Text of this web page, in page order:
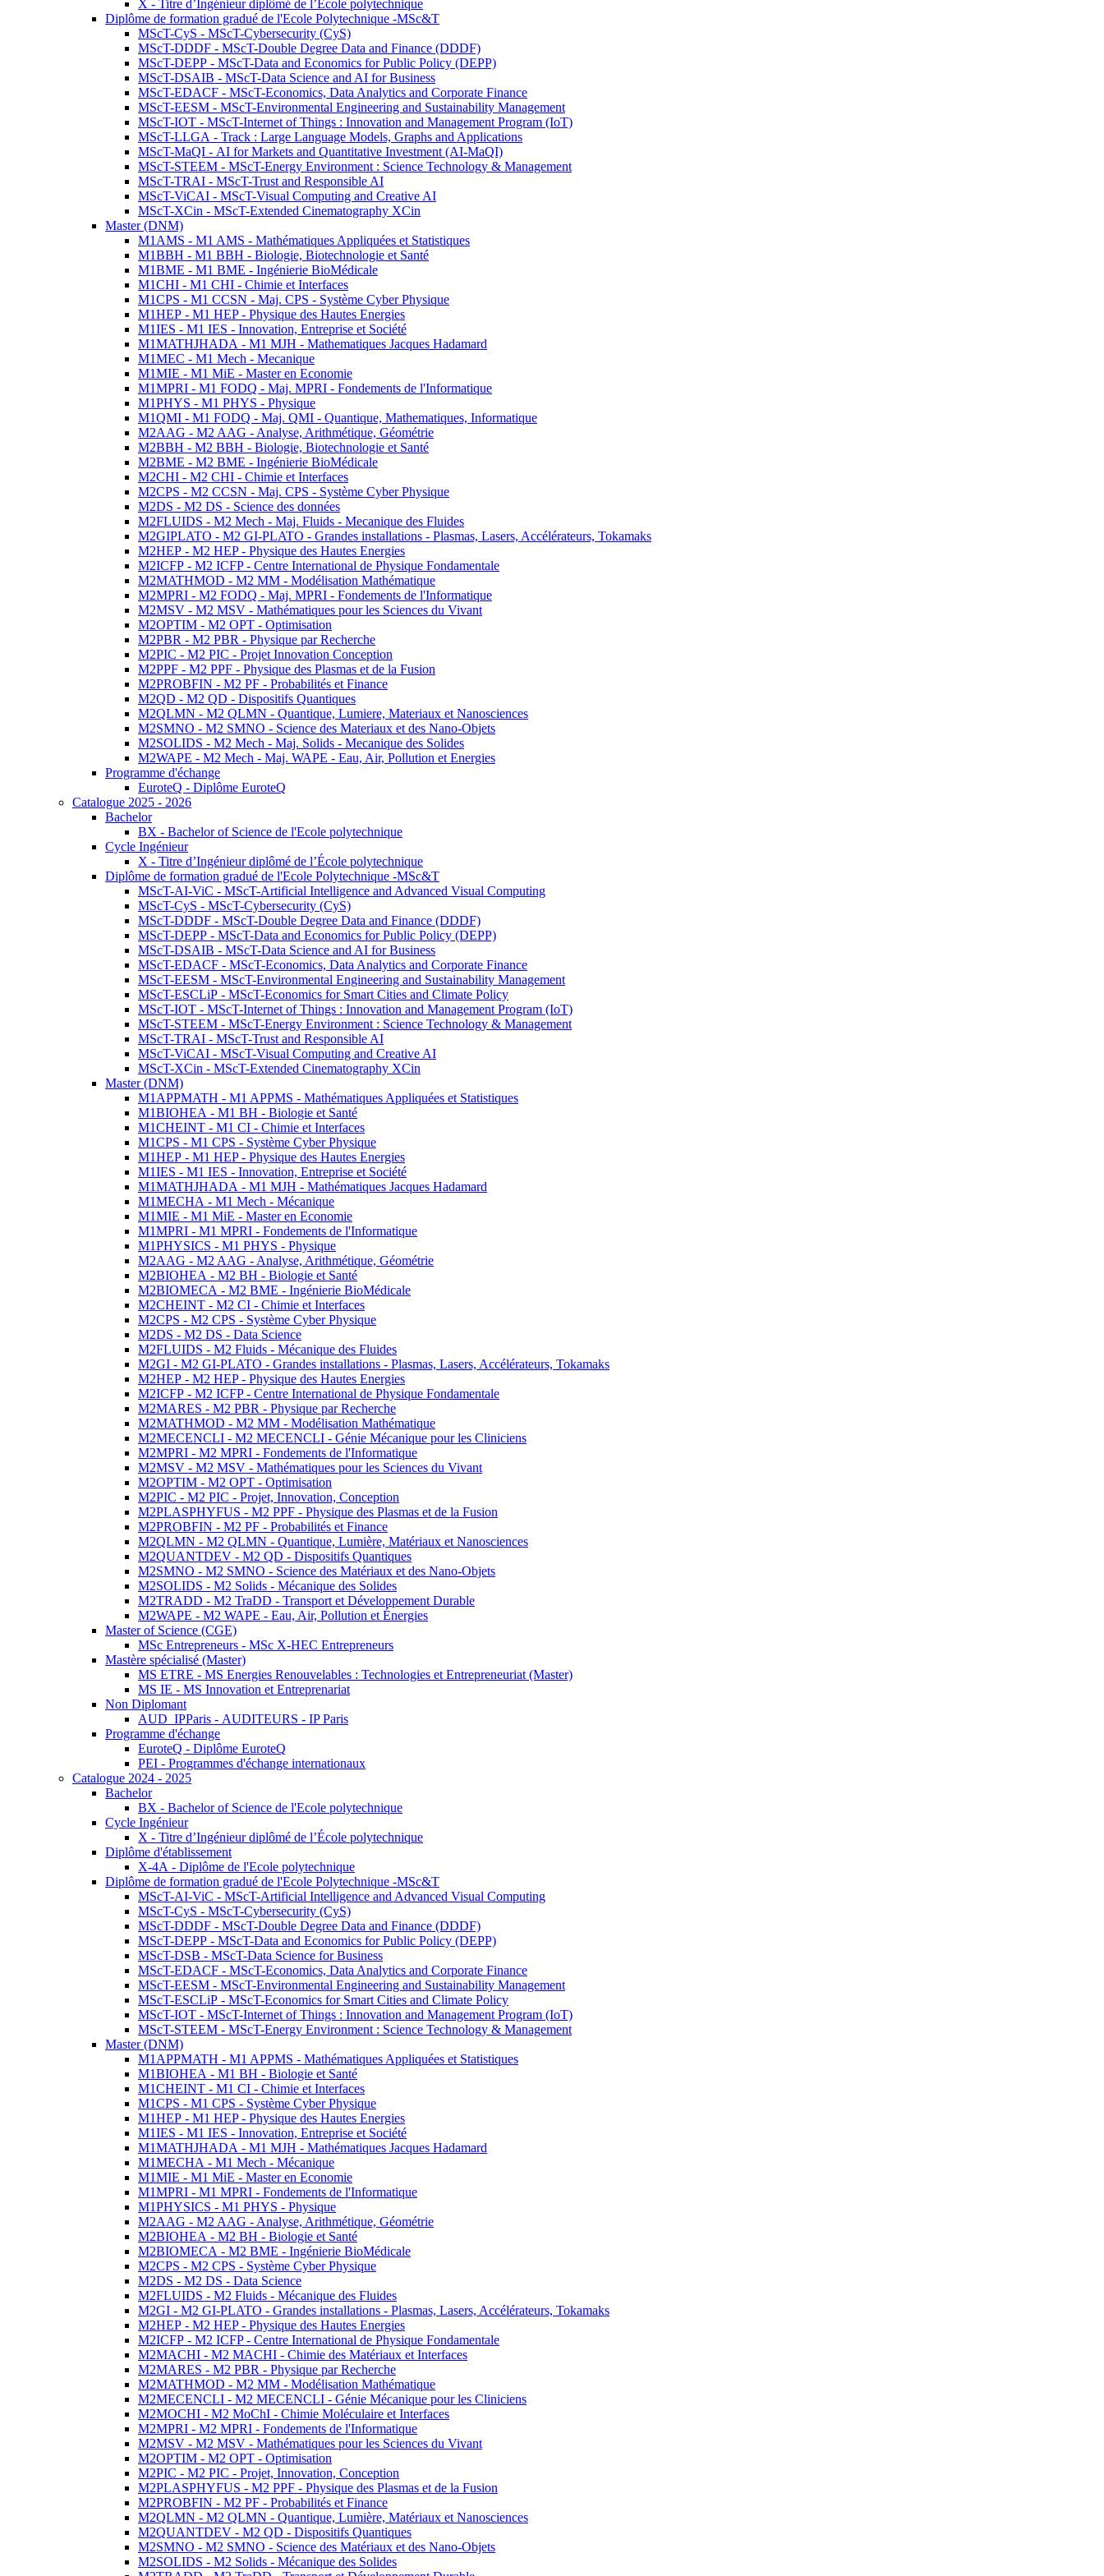
X - Titre d’Ingénieur diplômé de l’École polytechnique
Diplôme de formation gradué de l'Ecole Polytechnique -MSc&T
MScT-CyS - MScT-Cybersecurity (CyS)
MScT-DDDF - MScT-Double Degree Data and Finance (DDDF)
MScT-DEPP - MScT-Data and Economics for Public Policy (DEPP)
MScT-DSAIB - MScT-Data Science and AI for Business
MScT-EDACF - MScT-Economics, Data Analytics and Corporate Finance
MScT-EESM - MScT-Environmental Engineering and Sustainability Management
MScT-IOT - MScT-Internet of Things : Innovation and Management Program (IoT)
MScT-LLGA - Track : Large Language Models, Graphs and Applications
MScT-MaQI - AI for Markets and Quantitative Investment (AI-MaQI)
MScT-STEEM - MScT-Energy Environment : Science Technology & Management
MScT-TRAI - MScT-Trust and Responsible AI
MScT-ViCAI - MScT-Visual Computing and Creative AI
MScT-XCin - MScT-Extended Cinematography XCin
Master (DNM)
M1AMS - M1 AMS - Mathématiques Appliquées et Statistiques
M1BBH - M1 BBH - Biologie, Biotechnologie et Santé
M1BME - M1 BME - Ingénierie BioMédicale
M1CHI - M1 CHI - Chimie et Interfaces
M1CPS - M1 CCSN - Maj. CPS - Système Cyber Physique
M1HEP - M1 HEP - Physique des Hautes Energies
M1IES - M1 IES - Innovation, Entreprise et Société
M1MATHJHADA - M1 MJH - Mathematiques Jacques Hadamard
M1MEC - M1 Mech - Mecanique
M1MIE - M1 MiE - Master en Economie
M1MPRI - M1 FODQ - Maj. MPRI - Fondements de l'Informatique
M1PHYS - M1 PHYS - Physique
M1QMI - M1 FODQ - Maj. QMI - Quantique, Mathematiques, Informatique
M2AAG - M2 AAG - Analyse, Arithmétique, Géométrie
M2BBH - M2 BBH - Biologie, Biotechnologie et Santé
M2BME - M2 BME - Ingénierie BioMédicale
M2CHI - M2 CHI - Chimie et Interfaces
M2CPS - M2 CCSN - Maj. CPS - Système Cyber Physique
M2DS - M2 DS - Science des données
M2FLUIDS - M2 Mech - Maj. Fluids - Mecanique des Fluides
M2GIPLATO - M2 GI-PLATO - Grandes installations - Plasmas, Lasers, Accélérateurs, Tokamaks
M2HEP - M2 HEP - Physique des Hautes Energies
M2ICFP - M2 ICFP - Centre International de Physique Fondamentale
M2MATHMOD - M2 MM - Modélisation Mathématique
M2MPRI - M2 FODQ - Maj. MPRI - Fondements de l'Informatique
M2MSV - M2 MSV - Mathématiques pour les Sciences du Vivant
M2OPTIM - M2 OPT - Optimisation
M2PBR - M2 PBR - Physique par Recherche
M2PIC - M2 PIC - Projet Innovation Conception
M2PPF - M2 PPF - Physique des Plasmas et de la Fusion
M2PROBFIN - M2 PF - Probabilités et Finance
M2QD - M2 QD - Dispositifs Quantiques
M2QLMN - M2 QLMN - Quantique, Lumiere, Materiaux et Nanosciences
M2SMNO - M2 SMNO - Science des Materiaux et des Nano-Objets
M2SOLIDS - M2 Mech - Maj. Solids - Mecanique des Solides
M2WAPE - M2 Mech - Maj. WAPE - Eau, Air, Pollution et Energies
Programme d'échange
EuroteQ - Diplôme EuroteQ
Catalogue 2025 - 2026
Bachelor
BX - Bachelor of Science de l'Ecole polytechnique
Cycle Ingénieur
X - Titre d’Ingénieur diplômé de l’École polytechnique
Diplôme de formation gradué de l'Ecole Polytechnique -MSc&T
MScT-AI-ViC - MScT-Artificial Intelligence and Advanced Visual Computing
MScT-CyS - MScT-Cybersecurity (CyS)
MScT-DDDF - MScT-Double Degree Data and Finance (DDDF)
MScT-DEPP - MScT-Data and Economics for Public Policy (DEPP)
MScT-DSAIB - MScT-Data Science and AI for Business
MScT-EDACF - MScT-Economics, Data Analytics and Corporate Finance
MScT-EESM - MScT-Environmental Engineering and Sustainability Management
MScT-ESCLiP - MScT-Economics for Smart Cities and Climate Policy
MScT-IOT - MScT-Internet of Things : Innovation and Management Program (IoT)
MScT-STEEM - MScT-Energy Environment : Science Technology & Management
MScT-TRAI - MScT-Trust and Responsible AI
MScT-ViCAI - MScT-Visual Computing and Creative AI
MScT-XCin - MScT-Extended Cinematography XCin
Master (DNM)
M1APPMATH - M1 APPMS - Mathématiques Appliquées et Statistiques
M1BIOHEA - M1 BH - Biologie et Santé
M1CHEINT - M1 CI - Chimie et Interfaces
M1CPS - M1 CPS - Système Cyber Physique
M1HEP - M1 HEP - Physique des Hautes Energies
M1IES - M1 IES - Innovation, Entreprise et Société
M1MATHJHADA - M1 MJH - Mathématiques Jacques Hadamard
M1MECHA - M1 Mech - Mécanique
M1MIE - M1 MiE - Master en Economie
M1MPRI - M1 MPRI - Fondements de l'Informatique
M1PHYSICS - M1 PHYS - Physique
M2AAG - M2 AAG - Analyse, Arithmétique, Géométrie
M2BIOHEA - M2 BH - Biologie et Santé
M2BIOMECA - M2 BME - Ingénierie BioMédicale
M2CHEINT - M2 CI - Chimie et Interfaces
M2CPS - M2 CPS - Système Cyber Physique
M2DS - M2 DS - Data Science
M2FLUIDS - M2 Fluids - Mécanique des Fluides
M2GI - M2 GI-PLATO - Grandes installations - Plasmas, Lasers, Accélérateurs, Tokamaks
M2HEP - M2 HEP - Physique des Hautes Energies
M2ICFP - M2 ICFP - Centre International de Physique Fondamentale
M2MARES - M2 PBR - Physique par Recherche
M2MATHMOD - M2 MM - Modélisation Mathématique
M2MECENCLI - M2 MECENCLI - Génie Mécanique pour les Cliniciens
M2MPRI - M2 MPRI - Fondements de l'Informatique
M2MSV - M2 MSV - Mathématiques pour les Sciences du Vivant
M2OPTIM - M2 OPT - Optimisation
M2PIC - M2 PIC - Projet, Innovation, Conception
M2PLASPHYFUS - M2 PPF - Physique des Plasmas et de la Fusion
M2PROBFIN - M2 PF - Probabilités et Finance
M2QLMN - M2 QLMN - Quantique, Lumière, Matériaux et Nanosciences
M2QUANTDEV - M2 QD - Dispositifs Quantiques
M2SMNO - M2 SMNO - Science des Matériaux et des Nano-Objets
M2SOLIDS - M2 Solids - Mécanique des Solides
M2TRADD - M2 TraDD - Transport et Développement Durable
M2WAPE - M2 WAPE - Eau, Air, Pollution et Énergies
Master of Science (CGE)
MSc Entrepreneurs - MSc X-HEC Entrepreneurs
Mastère spécialisé (Master)
MS ETRE - MS Energies Renouvelables : Technologies et Entrepreneuriat (Master)
MS IE - MS Innovation et Entreprenariat
Non Diplomant
AUD_IPParis - AUDITEURS - IP Paris
Programme d'échange
EuroteQ - Diplôme EuroteQ
PEI - Programmes d'échange internationaux
Catalogue 2024 - 2025
Bachelor
BX - Bachelor of Science de l'Ecole polytechnique
Cycle Ingénieur
X - Titre d’Ingénieur diplômé de l’École polytechnique
Diplôme d'établissement
X-4A - Diplôme de l'Ecole polytechnique
Diplôme de formation gradué de l'Ecole Polytechnique -MSc&T
MScT-AI-ViC - MScT-Artificial Intelligence and Advanced Visual Computing
MScT-CyS - MScT-Cybersecurity (CyS)
MScT-DDDF - MScT-Double Degree Data and Finance (DDDF)
MScT-DEPP - MScT-Data and Economics for Public Policy (DEPP)
MScT-DSB - MScT-Data Science for Business
MScT-EDACF - MScT-Economics, Data Analytics and Corporate Finance
MScT-EESM - MScT-Environmental Engineering and Sustainability Management
MScT-ESCLiP - MScT-Economics for Smart Cities and Climate Policy
MScT-IOT - MScT-Internet of Things : Innovation and Management Program (IoT)
MScT-STEEM - MScT-Energy Environment : Science Technology & Management
Master (DNM)
M1APPMATH - M1 APPMS - Mathématiques Appliquées et Statistiques
M1BIOHEA - M1 BH - Biologie et Santé
M1CHEINT - M1 CI - Chimie et Interfaces
M1CPS - M1 CPS - Système Cyber Physique
M1HEP - M1 HEP - Physique des Hautes Energies
M1IES - M1 IES - Innovation, Entreprise et Société
M1MATHJHADA - M1 MJH - Mathématiques Jacques Hadamard
M1MECHA - M1 Mech - Mécanique
M1MIE - M1 MiE - Master en Economie
M1MPRI - M1 MPRI - Fondements de l'Informatique
M1PHYSICS - M1 PHYS - Physique
M2AAG - M2 AAG - Analyse, Arithmétique, Géométrie
M2BIOHEA - M2 BH - Biologie et Santé
M2BIOMECA - M2 BME - Ingénierie BioMédicale
M2CPS - M2 CPS - Système Cyber Physique
M2DS - M2 DS - Data Science
M2FLUIDS - M2 Fluids - Mécanique des Fluides
M2GI - M2 GI-PLATO - Grandes installations - Plasmas, Lasers, Accélérateurs, Tokamaks
M2HEP - M2 HEP - Physique des Hautes Energies
M2ICFP - M2 ICFP - Centre International de Physique Fondamentale
M2MACHI - M2 MACHI - Chimie des Matériaux et Interfaces
M2MARES - M2 PBR - Physique par Recherche
M2MATHMOD - M2 MM - Modélisation Mathématique
M2MECENCLI - M2 MECENCLI - Génie Mécanique pour les Cliniciens
M2MOCHI - M2 MoChI - Chimie Moléculaire et Interfaces
M2MPRI - M2 MPRI - Fondements de l'Informatique
M2MSV - M2 MSV - Mathématiques pour les Sciences du Vivant
M2OPTIM - M2 OPT - Optimisation
M2PIC - M2 PIC - Projet, Innovation, Conception
M2PLASPHYFUS - M2 PPF - Physique des Plasmas et de la Fusion
M2PROBFIN - M2 PF - Probabilités et Finance
M2QLMN - M2 QLMN - Quantique, Lumière, Matériaux et Nanosciences
M2QUANTDEV - M2 QD - Dispositifs Quantiques
M2SMNO - M2 SMNO - Science des Matériaux et des Nano-Objets
M2SOLIDS - M2 Solids - Mécanique des Solides